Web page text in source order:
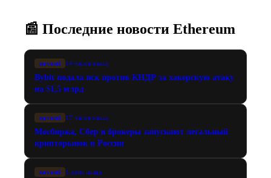
📰 Последние новости Ethereum
novosti 14 часов назад
Bybit подала иск против КНДР за хакерскую атаку
на $1,5 млрд
novosti 17 часов назад
Мосбиржа, Сбер и брокеры запускают легальный
крипторынок в России
novosti 1 день назад